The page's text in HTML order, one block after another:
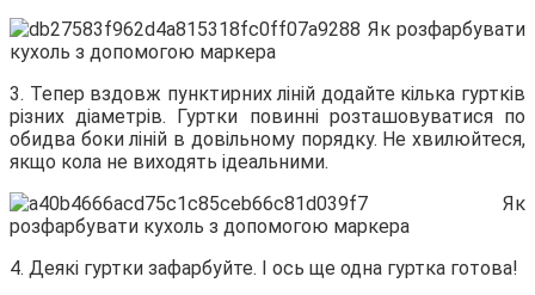
3. Тепер вздовж пунктирних ліній додайте кілька гуртків
різних діаметрів. Гуртки повинні розташовуватися по
обидва боки ліній в довільному порядку. Не хвилюйтеся,
якщо кола не виходять ідеальними.
4. Деякі гуртки зафарбуйте. І ось ще одна гуртка готова!